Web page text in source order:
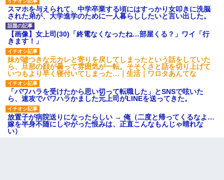
スマホを与えられて、中学卒業する頃にはすっかり女叩きに洗脳
された弟が、大学進学のために一人暮らししたいと言い出した。
【画像】女上司(30)「終電なくなったね…部屋くる？」ワイ「行
きます！」
妹が嘘つきな元カレと寄りを戻してしまったという話をしていた
ら、旦那の顔が曇って雰囲気が一転。そそくさと話を切り上げて
いつもより早く寝付いてしまった…｜生活｜ワロタあんてな
「パワハラを受けたから思い切って転職した」とSNSで呟いた
ら、速攻でパワハラかました元上司がLINEを送ってきた。
放置子が病院送りになったらしい → 俺（二度と帰ってくるなよ…
嫁を半身不随にしやがった恨みは、正直こんなもんじゃ晴れな
い）